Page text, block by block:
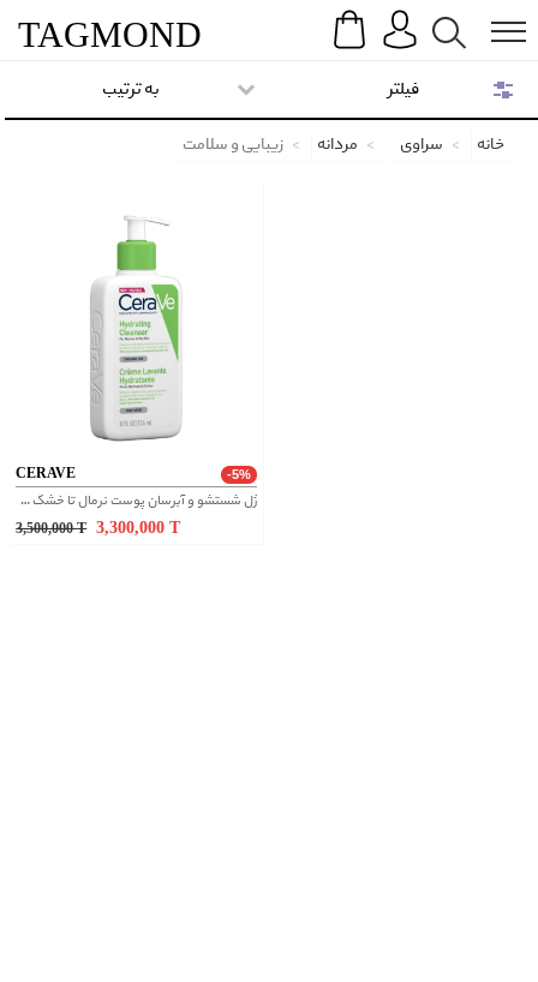
Search
TAGMOND
به ترتیب
خانه سراوی مردانه زیبایی و سلامت
CERAVE -5%
ژل شستشو و آبرسان پوست نرمال تا خشک سراوی CeraVe Hydrating Cleanser
3,500,000T 3,300,000T
فیلتر